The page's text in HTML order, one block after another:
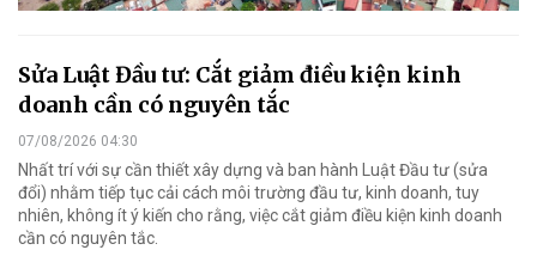
Sửa Luật Đầu tư: Cắt giảm điều kiện kinh
doanh cần có nguyên tắc
07/08/2026 04:30
Nhất trí với sự cần thiết xây dựng và ban hành Luật Đầu tư (sửa
đổi) nhằm tiếp tục cải cách môi trường đầu tư, kinh doanh, tuy
nhiên, không ít ý kiến cho rằng, việc cắt giảm điều kiện kinh doanh
cần có nguyên tắc.